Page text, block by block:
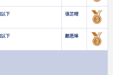
以下 張芷晴
以下 鄺恩琳